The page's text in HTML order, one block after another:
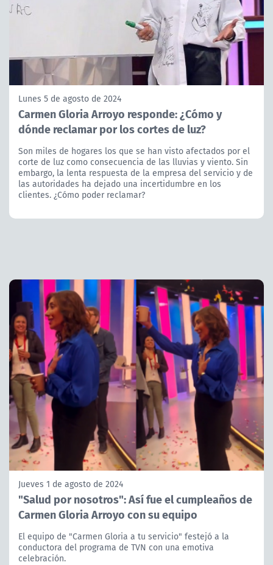
Lunes 5 de agosto de 2024
Carmen Gloria Arroyo responde: ¿Cómo y
dónde reclamar por los cortes de luz?
Son miles de hogares los que se han visto afectados por el
corte de luz como consecuencia de las lluvias y viento. Sin
embargo, la lenta respuesta de la empresa del servicio y de
las autoridades ha dejado una incertidumbre en los
clientes. ¿Cómo poder reclamar?
Jueves 1 de agosto de 2024
"Salud por nosotros": Así fue el cumpleaños de
Carmen Gloria Arroyo con su equipo
El equipo de "Carmen Gloria a tu servicio" festejó a la
conductora del programa de TVN con una emotiva
celebración.